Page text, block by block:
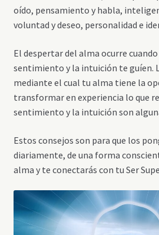
oído, pensamiento y habla,
voluntad y deseo, personalidad e
El despertar del alma ocurre
sentimiento y la intuición te guíen.
mediante el cual tu alma tiene la
transformar en experiencia lo que
sentimiento y la intuición son
Estos consejos son para que los
diariamente, de una forma
alma y te conectarás con tu Ser